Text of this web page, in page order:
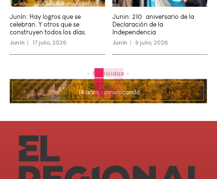
Junín: Hay logros que se
celebran. Y otros que se
construyen todos los días.
Junín 17 julio, 2026
Junin: 210º aniversario de la
Declaración de la
Independencia
Junín 9 julio, 2026
- Publicidad -